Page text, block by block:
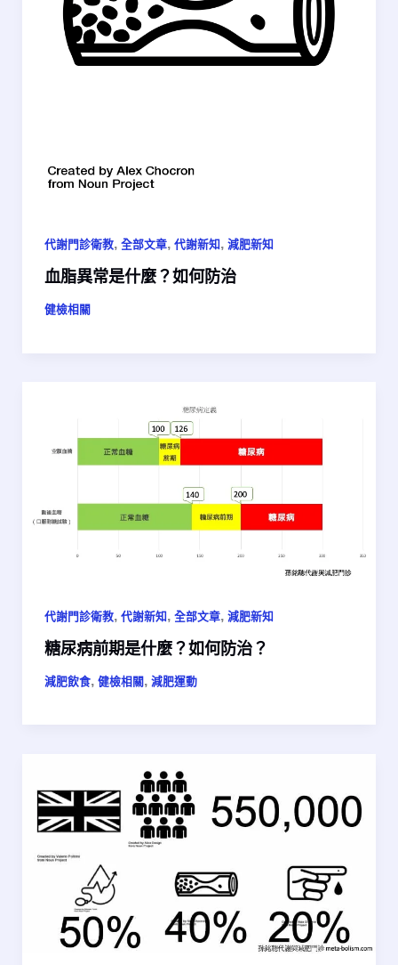
代謝門診衛教, 全部文章, 代謝新知, 減肥新知
血脂異常是什麼？如何防治
健檢相關
代謝門診衛教, 代謝新知, 全部文章, 減肥新知
糖尿病前期是什麼？如何防治？
減肥飲食, 健檢相關, 減肥運動